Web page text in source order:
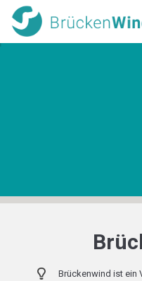
Brückenwind ist ein